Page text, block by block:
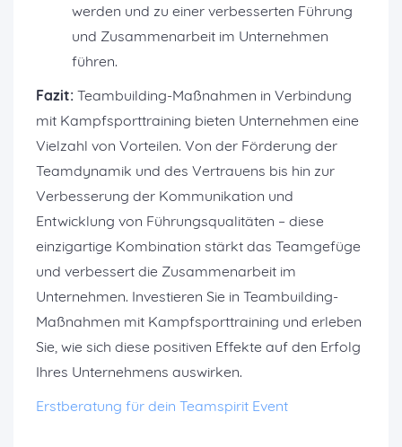
werden und zu einer verbesserten Führung
und Zusammenarbeit im Unternehmen
führen.
Fazit: Teambuilding-Maßnahmen in Verbindung
mit Kampfsporttraining bieten Unternehmen eine
Vielzahl von Vorteilen. Von der Förderung der
Teamdynamik und des Vertrauens bis hin zur
Verbesserung der Kommunikation und
Entwicklung von Führungsqualitäten – diese
einzigartige Kombination stärkt das Teamgefüge
und verbessert die Zusammenarbeit im
Unternehmen. Investieren Sie in Teambuilding-
Maßnahmen mit Kampfsporttraining und erleben
Sie, wie sich diese positiven Effekte auf den Erfolg
Ihres Unternehmens auswirken.
Erstberatung für dein Teamspirit Event